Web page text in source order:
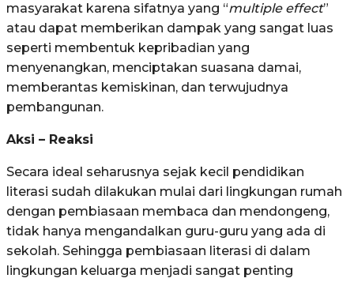
masyarakat karena sifatnya yang “multiple effect”
atau dapat memberikan dampak yang sangat luas
seperti membentuk kepribadian yang
menyenangkan, menciptakan suasana damai,
memberantas kemiskinan, dan terwujudnya
pembangunan.
Aksi – Reaksi
Secara ideal seharusnya sejak kecil pendidikan
literasi sudah dilakukan mulai dari lingkungan rumah
dengan pembiasaan membaca dan mendongeng,
tidak hanya mengandalkan guru-guru yang ada di
sekolah. Sehingga pembiasaan literasi di dalam
lingkungan keluarga menjadi sangat penting